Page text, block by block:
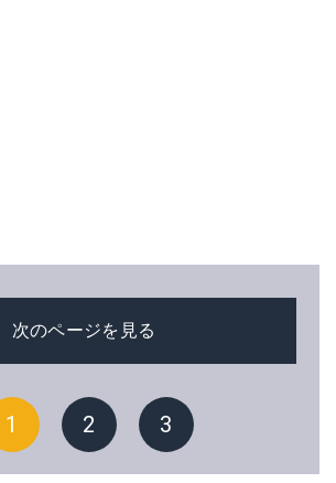
次のページを見る
1 2 3